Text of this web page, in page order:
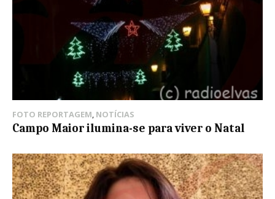
FOTO REPORTAGEM, NOTÍCIAS
Campo Maior ilumina-se para viver o Natal